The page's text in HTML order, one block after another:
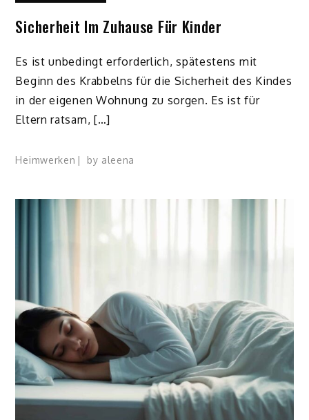
Sicherheit Im Zuhause Für Kinder
Es ist unbedingt erforderlich, spätestens mit
Beginn des Krabbelns für die Sicherheit des Kindes
in der eigenen Wohnung zu sorgen. Es ist für
Eltern ratsam, […]
Heimwerken by aleena